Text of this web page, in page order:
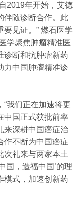
2019年开始，艾德
伴随诊断合作。此
见证。” 燃石医学
学聚焦肿瘤精准医
诊断和抗肿瘤新药
力中国肿瘤精准诊
我们正在加速将更
中国正式获批前率
来深耕中国癌症治
作不断为中国癌症
次礼来与两家本土
国，造福中国’的理
模式，加速创新药